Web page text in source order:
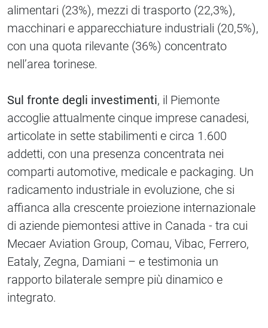
alimentari (23%), mezzi di trasporto (22,3%),
macchinari e apparecchiature industriali (20,5%),
con una quota rilevante (36%) concentrato
nell’area torinese.
Sul fronte degli investimenti, il Piemonte
accoglie attualmente cinque imprese canadesi,
articolate in sette stabilimenti e circa 1.600
addetti, con una presenza concentrata nei
comparti automotive, medicale e packaging. Un
radicamento industriale in evoluzione, che si
affianca alla crescente proiezione internazionale
di aziende piemontesi attive in Canada - tra cui
Mecaer Aviation Group, Comau, Vibac, Ferrero,
Eataly, Zegna, Damiani – e testimonia un
rapporto bilaterale sempre più dinamico e
integrato.